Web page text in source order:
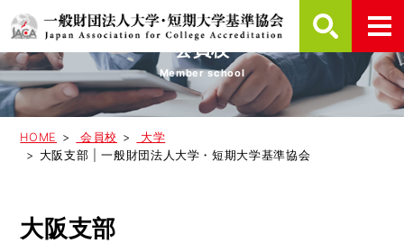
会員校
Member school
HOME 会員校
大学
大阪支部 | 一般財団法人大学・短期大学基準協会
大阪支部